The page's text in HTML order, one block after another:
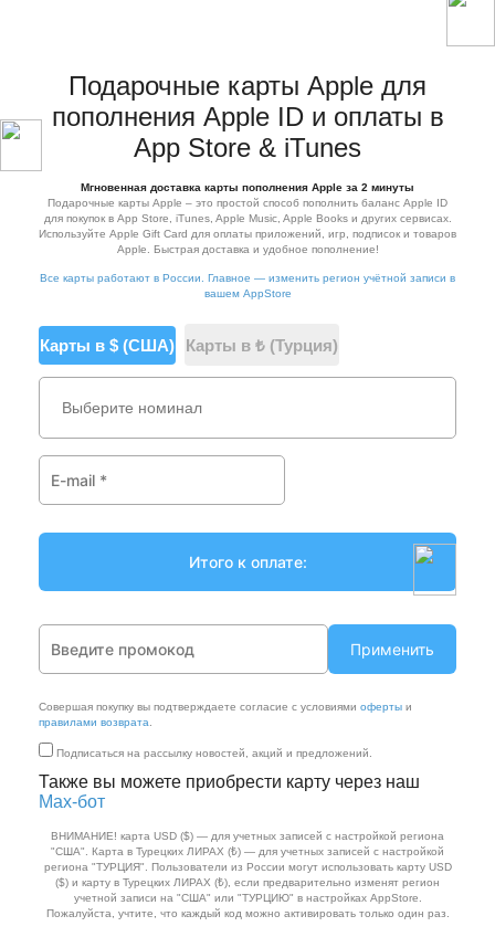
Подарочные карты Apple для
пополнения Apple ID и оплаты в
App Store & iTunes
Мгновенная доставка карты пополнения Apple за 2 минуты
Подарочные карты Apple – это простой способ пополнить баланс Apple ID
для покупок в App Store, iTunes, Apple Music, Apple Books и других сервисах.
Используйте Apple Gift Card для оплаты приложений, игр, подписок и товаров
Apple. Быстрая доставка и удобное пополнение!
Все карты работают в России. Главное — изменить регион учётной записи в
вашем AppStore
Карты в $ (США) Карты в ₺ (Турция)
Выберите номинал
Применить
Совершая покупку вы подтверждаете согласие с условиями оферты и
правилами возврата
Подписаться на рассылку новостей, акций и предложений.
Также вы можете приобрести карту через наш
Max‑бот
ВНИМАНИЕ! карта USD ($) — для учетных записей с настройкой региона
"США". Карта в Турецких ЛИРАХ (₺) — для учетных записей с настройкой
региона "ТУРЦИЯ". Пользователи из России могут использовать карту USD
($) и карту в Турецких ЛИРАХ (₺), если предварительно изменят регион
учетной записи на "США" или "ТУРЦИЮ" в настройках AppStore.
Пожалуйста, учтите, что каждый код можно активировать только один раз.